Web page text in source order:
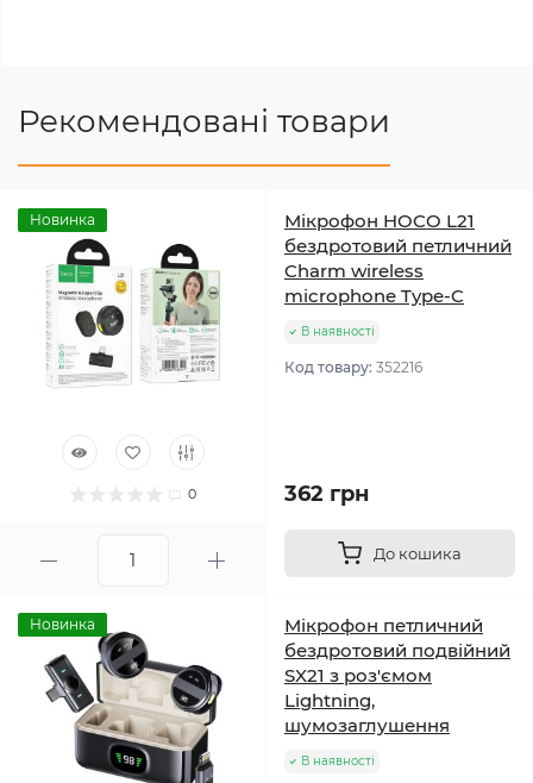
Рекомендовані товари
Новинка
0
Мікрофон HOCO L21
бездротовий петличний
Charm wireless
microphone Type-C
В наявності
Код товару: 352216
362 грн
До кошика
Новинка
Мікрофон петличний
бездротовий подвійний
SX21 з роз'ємом
Lightning,
шумозаглушення
В наявності